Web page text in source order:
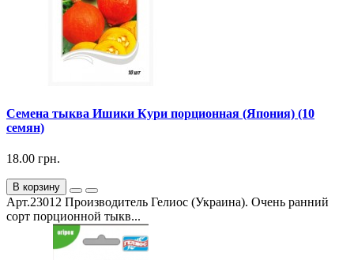
Семена тыква Ишики Кури порционная (Япония) (10
семян)
18.00 грн.
В корзину
Арт.23012 Производитель Гелиос (Украина). Очень ранний
сорт порционной тыкв...